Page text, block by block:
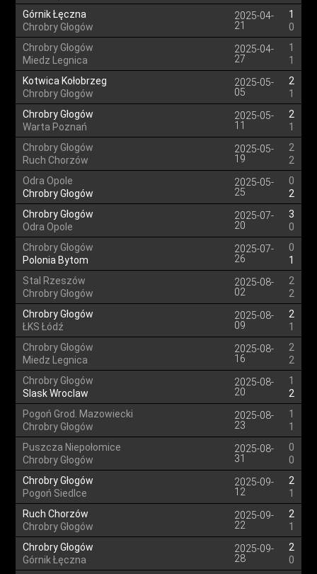
Górnik Łęczna
Chrobry Głogów
2025-04-
21
1
0
Chrobry Głogów
Miedz Legnica
2025-04-
27
1
1
Kotwica Kołobrzeg
Chrobry Głogów
2025-05-
05
2
1
Chrobry Głogów
Warta Poznań
2025-05-
11
2
1
Chrobry Głogów
Ruch Chorzów
2025-05-
19
2
2
Odra Opole
Chrobry Głogów
2025-05-
25
0
2
Chrobry Głogów
Odra Opole
2025-07-
20
3
0
Chrobry Głogów
Polonia Bytom
2025-07-
26
0
1
Stal Rzeszów
Chrobry Głogów
2025-08-
02
2
2
Chrobry Głogów
ŁKS Łódź
2025-08-
09
2
1
Chrobry Głogów
Miedz Legnica
2025-08-
16
2
2
Chrobry Głogów
Slask Wroclaw
2025-08-
20
1
2
Pogoń Grod. Mazowiecki
Chrobry Głogów
2025-08-
23
1
1
Puszcza Niepołomice
Chrobry Głogów
2025-08-
31
0
0
Chrobry Głogów
Pogoń Siedlce
2025-09-
12
2
1
Ruch Chorzów
Chrobry Głogów
2025-09-
22
2
1
Chrobry Głogów
Górnik Łęczna
2025-09-
28
2
0